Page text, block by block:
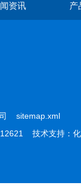
资讯 产
司 sitemap.xml
技术支持： 化